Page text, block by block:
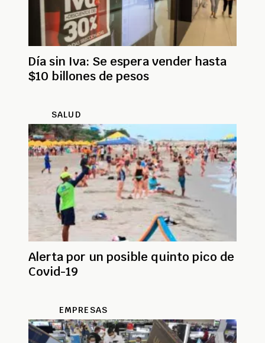
Día sin Iva: Se espera vender hasta
$10 billones de pesos
SALUD
Alerta por un posible quinto pico de
Covid-19
EMPRESAS